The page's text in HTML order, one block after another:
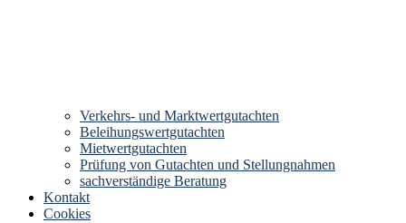
Verkehrs- und Marktwertgutachten
Beleihungswertgutachten
Mietwertgutachten
Prüfung von Gutachten und Stellungnahmen
sachverständige Beratung
Kontakt
Cookies